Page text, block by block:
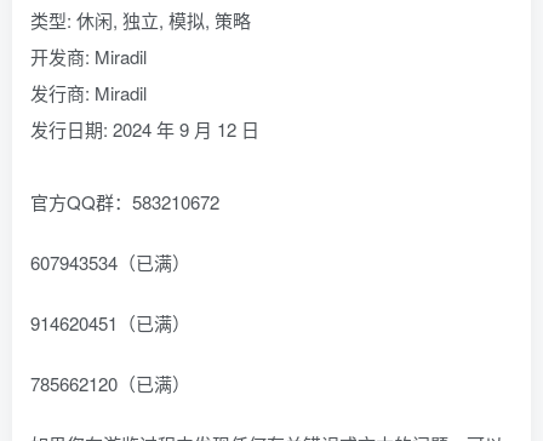
类型: 休闲, 独立, 模拟, 策略
开发商: Miradil
发行商: Miradil
发行日期: 2024 年 9 月 12 日
官方QQ群：583210672
607943534（已满）
914620451（已满）
785662120（已满）